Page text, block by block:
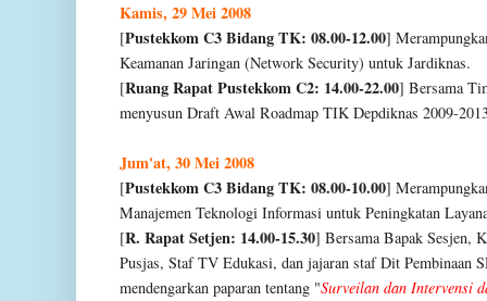
Kamis, 29 Mei 2008
[Pustekkom C3 Bidang TK: 08.00-12.00]
Keamanan Jaringan (Network Security) untuk Jardiknas.
[Ruang Rapat Pustekkom C2: 14.00-22.00] Bersama
menyusun Draft Awal Roadmap TIK Depdiknas 2009-
Jum'at, 30 Mei 2008
[Pustekkom C3 Bidang TK: 08.00-10.00]
Manajemen Teknologi Informasi untuk Peningkatan
[R. Rapat Setjen: 14.00-15.30] Bersama Bapak Sesjen,
Pusjas, Staf TV Edukasi, dan jajaran staf Dit
mendengarkan paparan tentang "Surveilan dan Intervensi